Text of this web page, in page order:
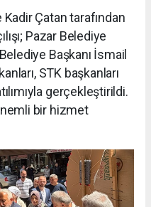
Çatan tarafından
Pazar Belediye
Başkanı İsmail
STK başkanları
gerçekleştirildi.
bir hizmet